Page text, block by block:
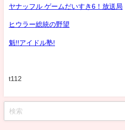
ヤナッフル ゲームだいすき6！放送局
ヒウラー総統の野望
魁!!アイドル塾!
t112